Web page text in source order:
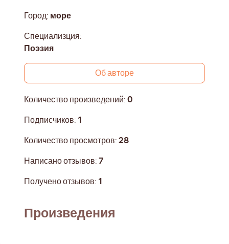
Город: море
Специализция:
Поэзия
Об авторе
Количество произведений: 0
Подписчиков: 1
Количество просмотров: 28
Написано отзывов: 7
Получено отзывов: 1
Произведения